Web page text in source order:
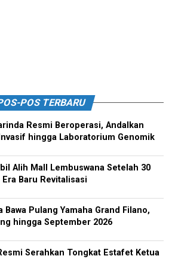
POS TERBARU
Resmi Beroperasi, Andalkan
hingga Laboratorium Genomik
Alih Mall Lembuswana Setelah 30
Baru Revitalisasi
Bawa Pulang Yamaha Grand Filano,
hingga September 2026
Serahkan Tongkat Estafet Ketua